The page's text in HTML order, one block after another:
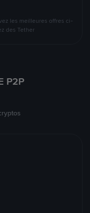
les meilleures offres ci-
des Tether
P2P